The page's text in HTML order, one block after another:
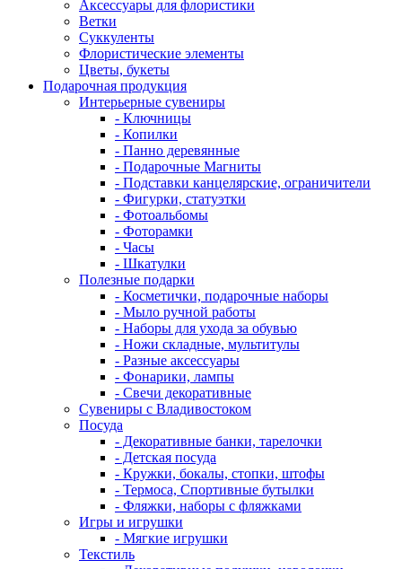
Аксессуары для флористики
Ветки
Суккуленты
Флористические элементы
Цветы, букеты
Подарочная продукция
Интерьерные сувениры
- Ключницы
- Копилки
- Панно деревянные
- Подарочные Магниты
- Подставки канцелярские, ограничители
- Фигурки, статуэтки
- Фотоальбомы
- Фоторамки
- Часы
- Шкатулки
Полезные подарки
- Косметички, подарочные наборы
- Мыло ручной работы
- Наборы для ухода за обувью
- Ножи складные, мультитулы
- Разные аксессуары
- Фонарики, лампы
- Свечи декоративные
Сувениры с Владивостоком
Посуда
- Декоративные банки, тарелочки
- Детская посуда
- Кружки, бокалы, стопки, штофы
- Термоса, Спортивные бутылки
- Фляжки, наборы с фляжками
Игры и игрушки
- Мягкие игрушки
Текстиль